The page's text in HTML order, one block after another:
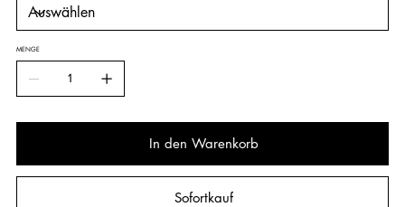
MENGE
In den Warenkorb
Sofortkauf